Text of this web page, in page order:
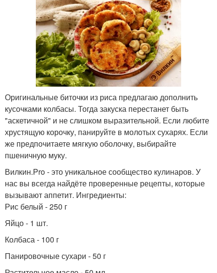
Оригинальные биточки из риса предлагаю дополнить
кусочками колбасы. Тогда закуска перестанет быть
"аскетичной" и не слишком выразительной. Если любите
хрустящую корочку, панируйте в молотых сухарях. Если
же предпочитаете мягкую оболочку, выбирайте
пшеничную муку.
Вилкин.Pro - это уникальное сообщество кулинаров. У
нас вы всегда найдёте проверенные рецепты, которые
вызывают аппетит. Ингредиенты:
Рис белый - 250 г
Яйцо - 1 шт.
Колбаса - 100 г
Панировочные сухари - 50 г